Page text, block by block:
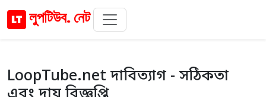
লুপটিউব. নেট
LoopTube.net দাবিত্যাগ - সঠিকতা